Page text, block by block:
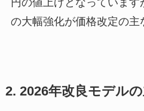
円の値上げとなっていま
の大幅強化が価格改定の主
2. 2026年改良モデル